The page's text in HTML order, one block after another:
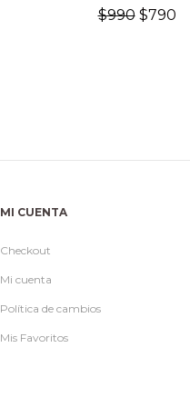
$990 El
$790El
MI CUENTA
Checkout
Mi cuenta
Política de cambios
Mis Favoritos